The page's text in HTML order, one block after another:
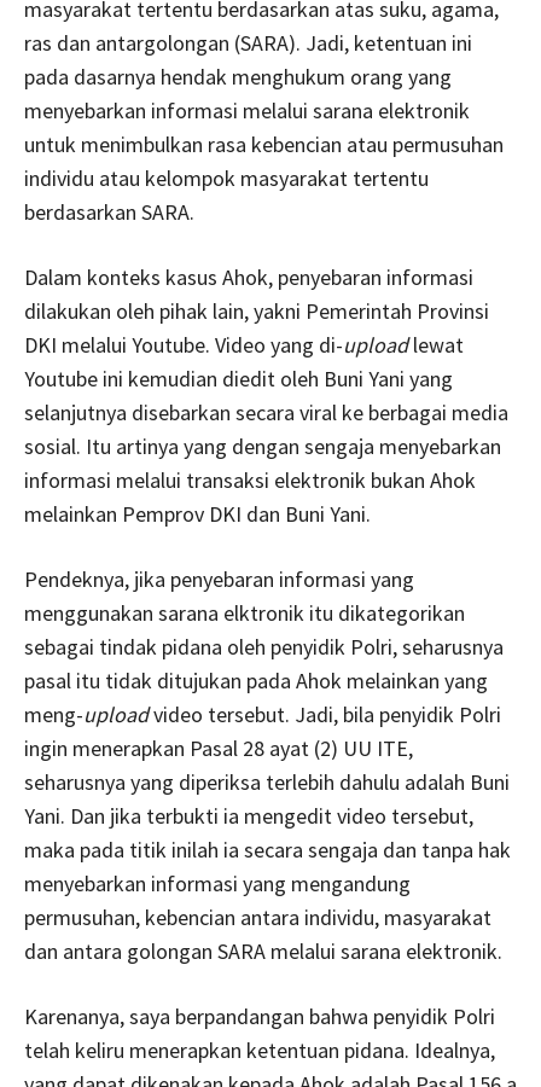
masyarakat tertentu berdasarkan atas suku, agama,
ras dan antargolongan (SARA). Jadi, ketentuan ini
pada dasarnya hendak menghukum orang yang
menyebarkan informasi melalui sarana elektronik
untuk menimbulkan rasa kebencian atau permusuhan
individu atau kelompok masyarakat tertentu
berdasarkan SARA.
Dalam konteks kasus Ahok, penyebaran informasi
dilakukan oleh pihak lain, yakni Pemerintah Provinsi
DKI melalui Youtube. Video yang di-uploadlewat
Youtube ini kemudian diedit oleh Buni Yani yang
selanjutnya disebarkan secara viral ke berbagai media
sosial. Itu artinya yang dengan sengaja menyebarkan
informasi melalui transaksi elektronik bukan Ahok
melainkan Pemprov DKI dan Buni Yani.
Pendeknya, jika penyebaran informasi yang
menggunakan sarana elktronik itu dikategorikan
sebagai tindak pidana oleh penyidik Polri, seharusnya
pasal itu tidak ditujukan pada Ahok melainkan yang
meng-uploadvideo tersebut. Jadi, bila penyidik Polri
ingin menerapkan Pasal 28 ayat (2) UU ITE,
seharusnya yang diperiksa terlebih dahulu adalah Buni
Yani. Dan jika terbukti ia mengedit video tersebut,
maka pada titik inilah ia secara sengaja dan tanpa hak
menyebarkan informasi yang mengandung
permusuhan, kebencian antara individu, masyarakat
dan antara golongan SARA melalui sarana elektronik.
Karenanya, saya berpandangan bahwa penyidik Polri
telah keliru menerapkan ketentuan pidana. Idealnya,